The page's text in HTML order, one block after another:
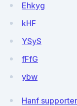
Ehkyg
kHF
YSyS
fFfG
ybw
Hanf